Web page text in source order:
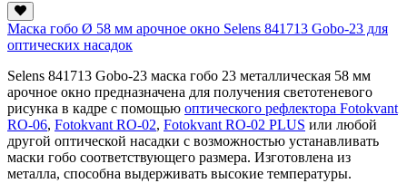
Маска гобо Ø 58 мм арочное окно Selens 841713 Gobo-23 для
оптических насадок
Selens 841713 Gobo-23 маска гобо 23 металлическая 58 мм
арочное окно предназначена для получения светотеневого
рисунка в кадре с помощью оптического рефлектора Fotokvant
RO-06, Fotokvant RO-02, Fotokvant RO-02 PLUS или любой
другой оптической насадки с возможностью устанавливать
маски гобо соответствующего размера. Изготовлена из
металла, способна выдерживать высокие температуры.